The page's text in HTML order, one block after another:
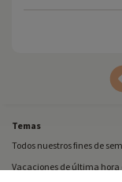
Temas
Todos nuestros fines de
Vacaciones de última hora